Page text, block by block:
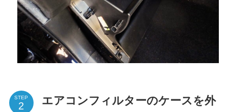
STEP
エアコンフィルターのケースを外